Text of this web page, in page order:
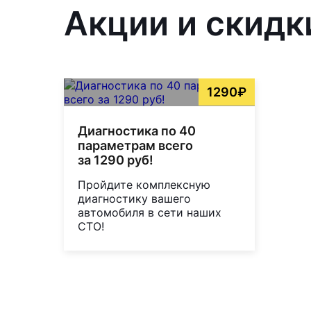
Акции и
1290₽
Диагностика по 40
параметрам всего
за 1290 руб!
Пройдите комплексную
диагностику вашего
автомобиля в сети наших
СТО!